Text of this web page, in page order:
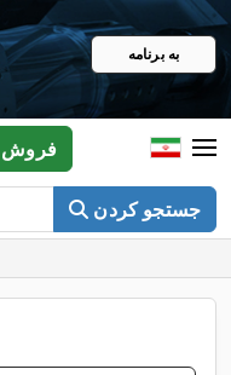
به برنامه
جستجو کردن
فروش